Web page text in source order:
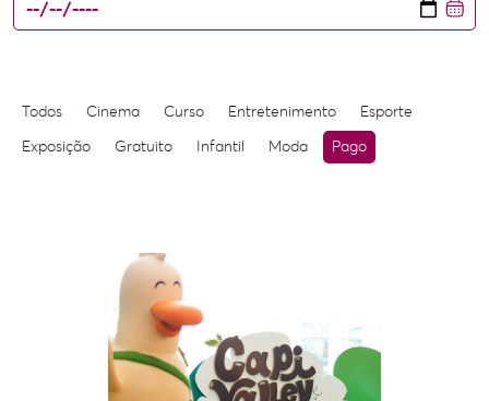
Todos Cinema Curso Entretenimento
Esporte
Exposição
Gratuito Infantil Moda Pago